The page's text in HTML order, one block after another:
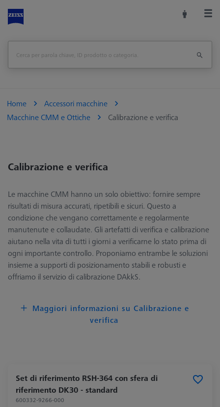
Home
Accessori macchine
Macchine CMM e Ottiche
Calibrazione e verifica
Calibrazione e verifica
Le macchine CMM hanno un solo obiettivo: fornire sempre
risultati di misura accurati, ripetibili e sicuri. Questo a
condizione che vengano correttamente e regolarmente
manutenute e collaudate. Gli artefatti di verifica e calibrazione
aiutano nella vita di tutti i giorni a verificarne lo stato prima di
ogni importante controllo. Proponiamo entrambe le soluzioni
insieme a supporti di posizionamento stabili e robusti e
offriamo il servizio di calibrazione DAkkS.
Maggiori informazioni su Calibrazione e
verifica
Set di riferimento RSH-364 con sfera di
riferimento DK30 - standard
600332-9266-000